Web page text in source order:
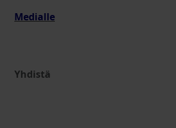
Medialle
Yhdistä